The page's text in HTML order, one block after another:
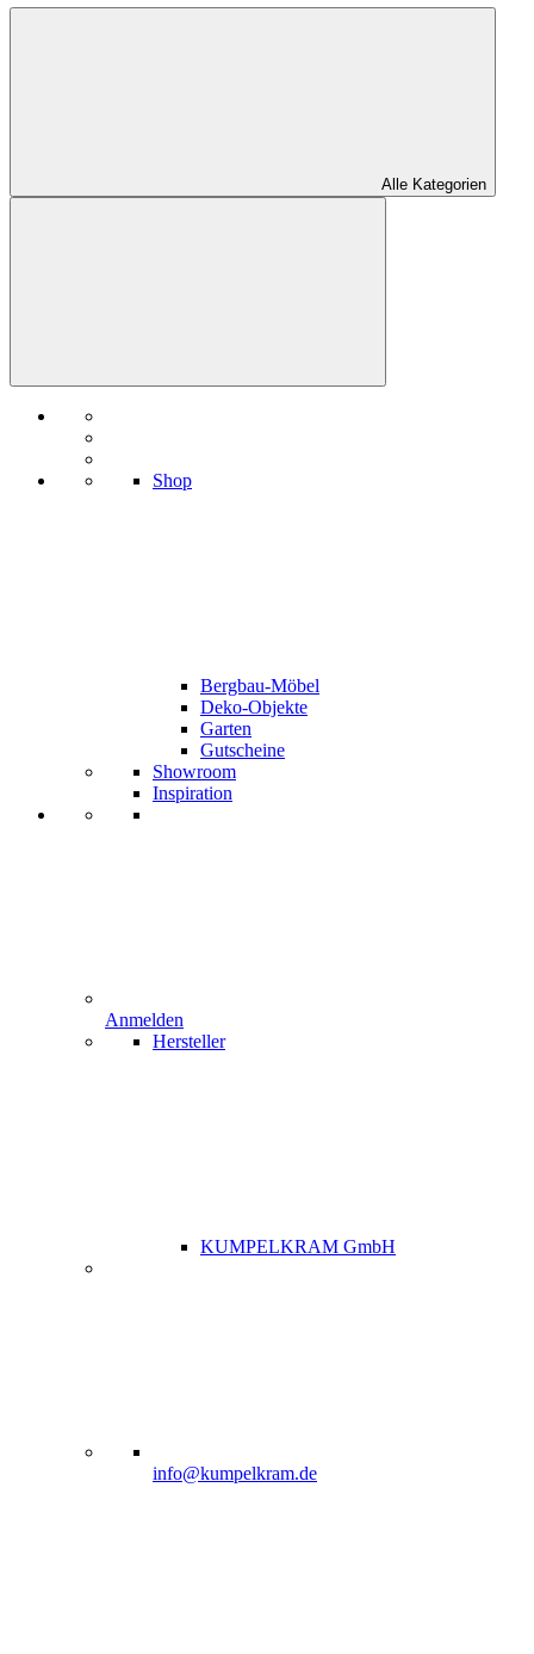
Alle Kategorien
Shop
Bergbau-Möbel
Deko-Objekte
Garten
Gutscheine
Showroom
Inspiration
Anmelden
Hersteller
KUMPELKRAM GmbH
info@kumpelkram.de